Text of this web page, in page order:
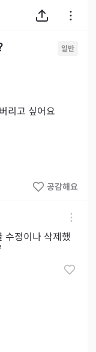
일반
리고 싶어요
공감해요
수정이나 삭제했